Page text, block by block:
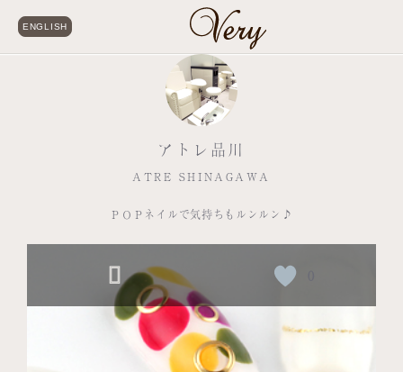
ENGLISH
アトレ品川
ATRE SHINAGAWA
ＰＯＰネイルで気持ちもルンルン♪